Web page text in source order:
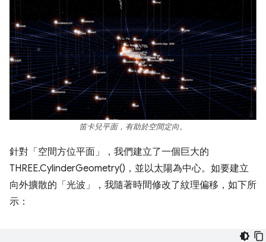
笛卡兒平面，有助於空間定向。
針對「空間方位平面」，我們建立了一個巨大的
THREE.CylinderGeometry()，並以太陽為中心。如要建立
向外擴散的「光波」，我隨著時間修改了紋理偏移，如下所
示：